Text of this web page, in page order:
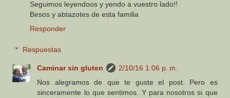
Seguimos leyendoos y yendo a vuestro lado!!
Besos y abtazotes de esta familia
Responder
Respuestas
Caminar sin gluten
2/10/16 1:06 p. m.
Nos alegramos de que te guste el post. Pero es
sinceramente lo que sentimos. Y para nosotros si que